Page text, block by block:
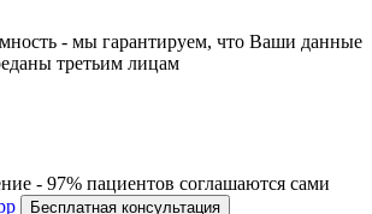
- мы гарантируем, что Ваши данные
третьим лицам
- 97% пациентов соглашаются сами
Бесплатная консультация